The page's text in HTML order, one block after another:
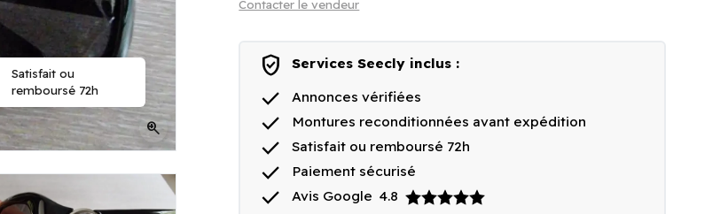
zoom_in
Satisfait ou
remboursé 72h
Contacter le vendeur
verified_user Services Seecly inclus :
done Annonces vérifiées
done Montures reconditionnées avant expédition
done Satisfait ou remboursé 72h
done Paiement sécurisé
done Avis Google4.8